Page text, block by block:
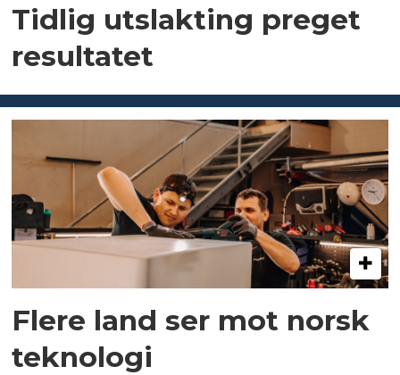
Tidlig utslakting preget
resultatet
Flere land ser mot norsk
teknologi